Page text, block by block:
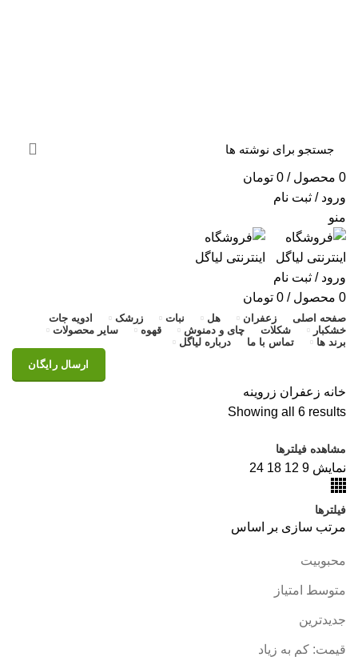
0 محصول /
0 تومان
ورود / ثبت نام
منو
ورود / ثبت نام
0 محصول /
0 تومان
صفحه اصلی زعفران هل نبات زرشک
ادویه جات
خشکبار
شکلات چای و دمنوش قهوه
سایر محصولات
برند ها
تماس با ما
درباره لیاگل
ارسال رایگان
خانه زعفران زروینه
Showing all 6 results
مشاهده فیلترها
نمایش 9
12
18
24
فیلترها
مرتب سازی بر اساس
محبوبیت
متوسط امتیاز
جدیدترین
قیمت: کم به زیاد